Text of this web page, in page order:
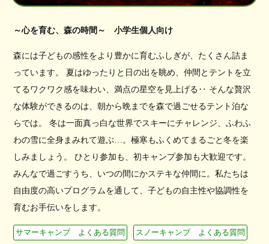
～心を育む、森の時間～ 小学生個人向け
森には子どもの感性をより豊かに育むふしぎが、たくさん詰ま
っています。 夏はゆったりと日の出を眺め、仲間とテントを立
てるワクワク感を味わい、満点の星空を見上げる‥ そんな贅沢
な体験ができるのは、朝から晩までを森で過ごせるテント泊な
らでは。 冬は一面真っ白な世界でスキーにチャレンジ、ふわふ
わの雪に全身まみれて遊ぶ…。極寒もふくめてまるごと冬を楽
しみましょう。 ひとり参加も、初キャンプ参加も大歓迎です。
みんなで過ごすうち、いつの間にかステキな仲間に。私たちは
自由度の高いプログラムを通して、子どもの自主性や協調性を
育むお手伝いをします。
サマーキャンプ よくある質問 スノーキャンプ よくある質問